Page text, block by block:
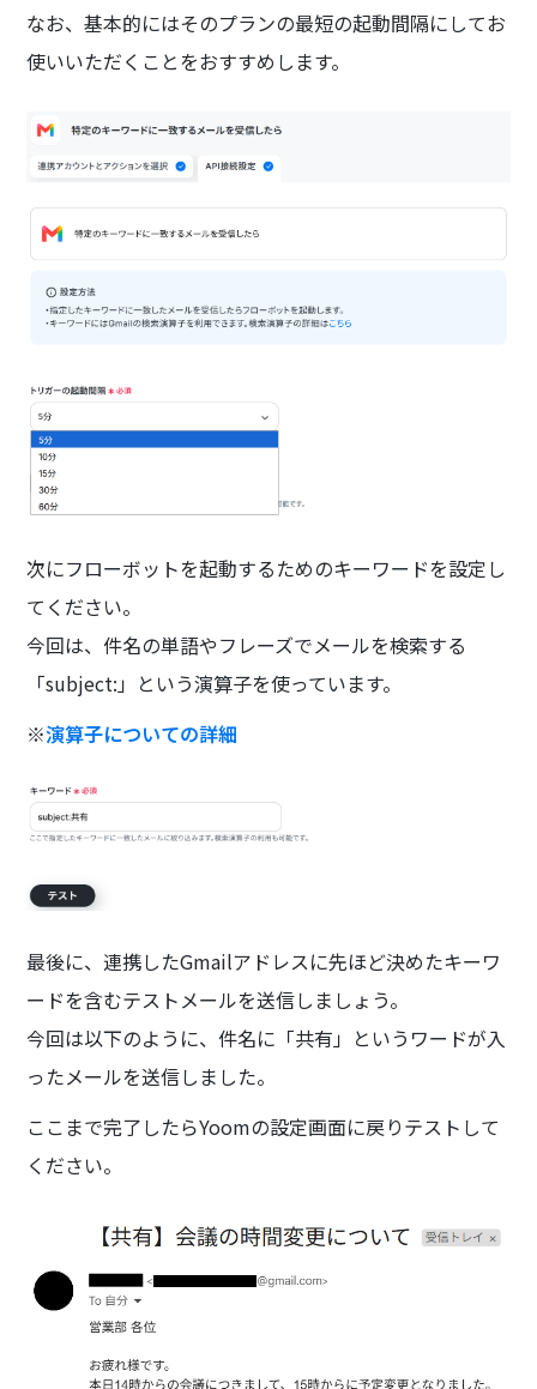
なお、基本的にはそのプランの最短の起動間隔にしてお
使いいただくことをおすすめします。
次にフローボットを起動するためのキーワードを設定し
てください。
今回は、件名の単語やフレーズでメールを検索する
「subject:」という演算子を使っています。
※演算子についての詳細
最後に、連携したGmailアドレスに先ほど決めたキーワ
ードを含むテストメールを送信しましょう。
今回は以下のように、件名に「共有」というワードが入
ったメールを送信しました。
ここまで完了したらYoomの設定画面に戻りテストして
ください。